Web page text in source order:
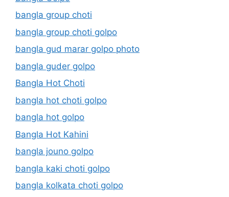
bangla group choti
bangla group choti golpo
bangla gud marar golpo photo
bangla guder golpo
Bangla Hot Choti
bangla hot choti golpo
bangla hot golpo
Bangla Hot Kahini
bangla jouno golpo
bangla kaki choti golpo
bangla kolkata choti golpo